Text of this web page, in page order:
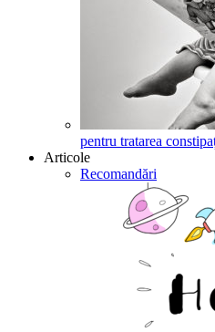
pentru tratarea
Articole
Recomandări